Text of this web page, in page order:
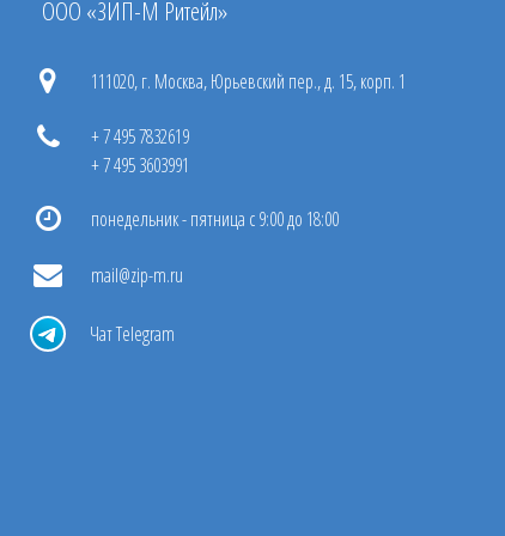
ООО «ЗИП-М Ритейл»
111020, г. Москва, Юрьевский пер., д. 15, корп. 1
+ 7 495 7832619
+ 7 495 3603991
понедельник - пятница с 9:00 до 18:00
mail@zip-m.ru
Чат Telegram